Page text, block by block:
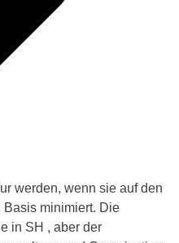
werden, wenn sie auf den
Basis minimiert. Die
in SH , aber der